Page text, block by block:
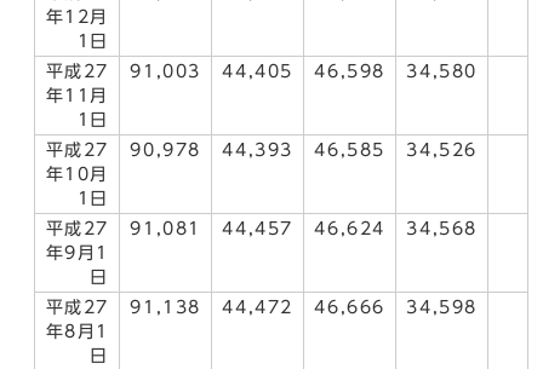
年12月
1日
平成27
年11月
1日
91,003 44,405 46,598 34,580
平成27
年10月
1日
90,978 44,393 46,585 34,526
平成27
年9月1
日
91,081 44,457 46,624 34,568
平成27
年8月1
日
91,138 44,472 46,666 34,598